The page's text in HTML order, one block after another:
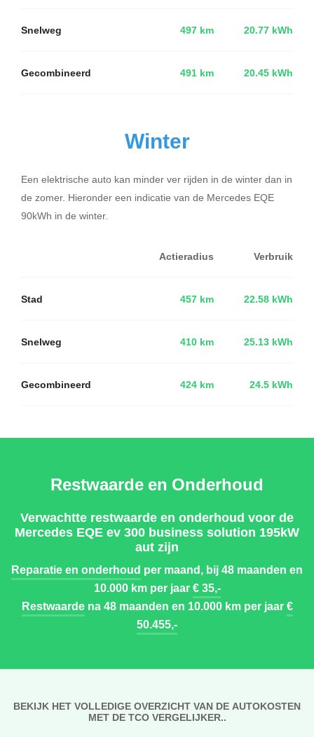
Snelweg 497 km 20.77 kWh
Gecombineerd 491 km 20.45 kWh
Winter
Een elektrische auto kan minder ver rijden in de winter dan in
de zomer. Hieronder een indicatie van de Mercedes EQE
90kWh in de winter.
Actieradius Verbruik
Stad 457 km 22.58 kWh
Snelweg 410 km 25.13 kWh
Gecombineerd 424 km 24.5 kWh
Restwaarde en Onderhoud
Verwachtte restwaarde en onderhoud voor de
Mercedes EQE ev 300 business solution 195kW
aut zijn
Reparatie en onderhoud per maand, bij 48 maanden en
10.000 km per jaar€ 35,-
Restwaardena 48 maanden en 10.000 km per jaar€
50.455,-
BEKIJK HET VOLLEDIGE OVERZICHT VAN DE AUTOKOSTEN
MET DE TCO VERGELIJKER..